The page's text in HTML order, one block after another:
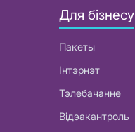
Для бізнесу
Пакеты
Інтэрнэт
Тэлебачанне
Відэакантроль